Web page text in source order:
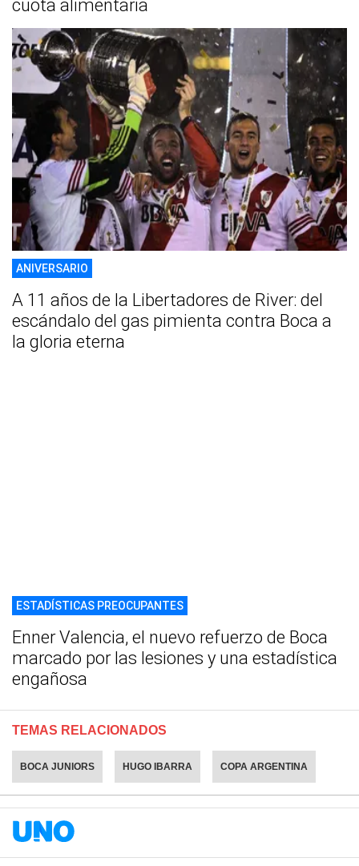
cuota alimentaria
ANIVERSARIO
A 11 años de la Libertadores de River: del
escándalo del gas pimienta contra Boca a
la gloria eterna
ESTADÍSTICAS PREOCUPANTES
Enner Valencia, el nuevo refuerzo de Boca
marcado por las lesiones y una estadística
engañosa
TEMAS RELACIONADOS
BOCA JUNIORS HUGO IBARRA COPA ARGENTINA